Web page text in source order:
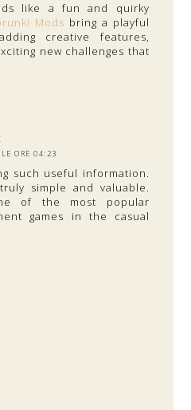
like a fun and quirky
Mods bring a playful
creative features,
new challenges that
ORE 04:23
such useful information.
simple and valuable.
of the most popular
games in the casual